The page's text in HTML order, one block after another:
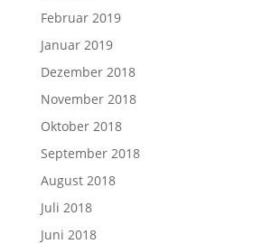
Februar 2019
Januar 2019
Dezember 2018
November 2018
Oktober 2018
September 2018
August 2018
Juli 2018
Juni 2018